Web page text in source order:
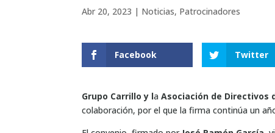
Abr 20, 2023 | Noticias, Patrocinadores
Facebook Twitter
Grupo Carrillo y la Asociación de Directivos
colaboración, por el que la firma continúa un